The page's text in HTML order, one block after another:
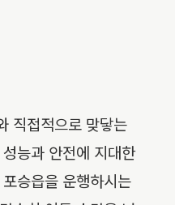
직접적으로 맞닿는
능과 안전에 지대한
승읍을 운행하시는